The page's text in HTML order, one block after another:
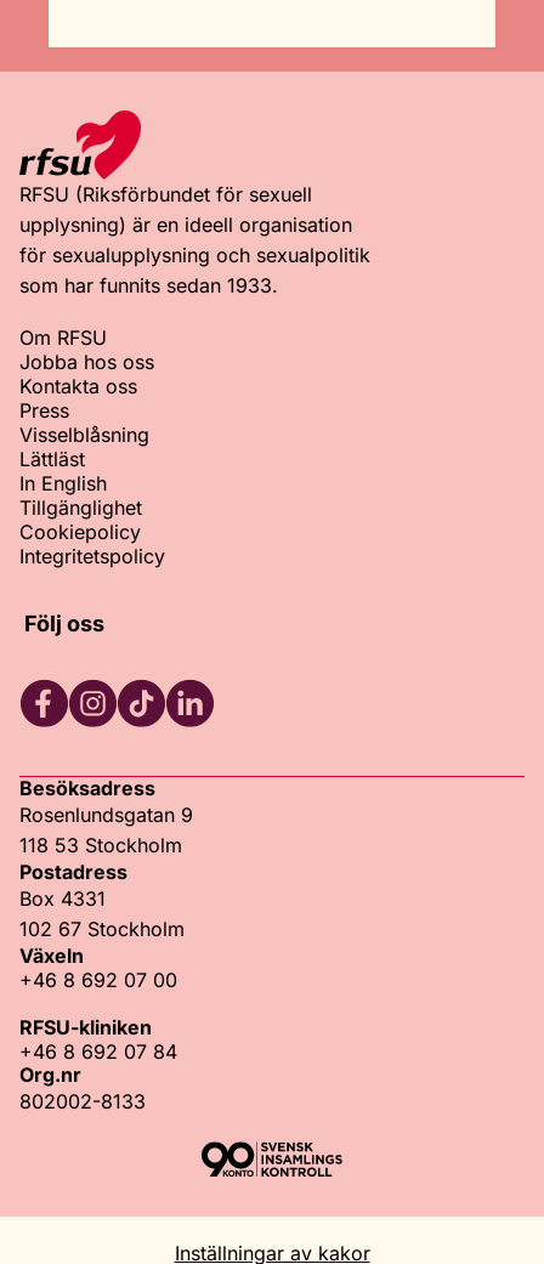
RFSU (Riksförbundet för sexuell
upplysning) är en ideell organisation
för sexualupplysning och sexualpolitik
som har funnits sedan 1933.
Om RFSU
Jobba hos oss
Kontakta oss
Press
Visselblåsning
Lättläst
In English
Tillgänglighet
Cookiepolicy
Integritetspolicy
Följ oss
Besöksadress
Rosenlundsgatan 9
118 53 Stockholm
Postadress
Box 4331
102 67 Stockholm
Växeln
+46 8 692 07 00
RFSU-kliniken
+46 8 692 07 84
Org.nr
802002-8133
Inställningar av kakor